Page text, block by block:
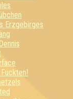
Erzgebirges